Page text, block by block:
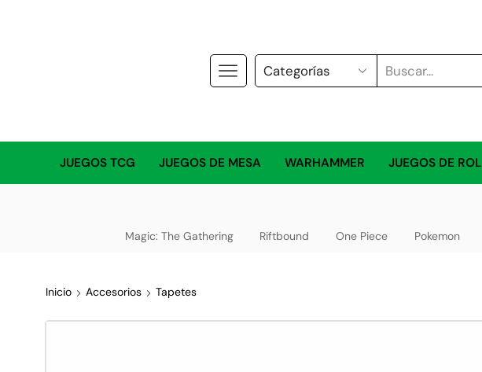
JUEGOS TCG JUEGOS DE MESA WARHAMMER JUEGOS DE ROL
Magic: The Gathering Riftbound One Piece Pokemon
Inicio Accesorios Tapetes